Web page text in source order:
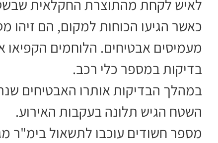
לאיש לקחת מהתוצרת החקלאית
כאשר הגיעו הכוחות למקום, הם
מעמיסים אבטיחים. הלוחמים הקפיאו
בדיקות במספר כלי רכב.
במהלך הבדיקות אותרו האבטיחים
השטח הגיש תלונה בעקבות האירוע.
מספר חשודים עוכבו לתשאול בימ"ר